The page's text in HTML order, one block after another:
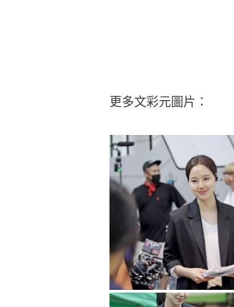
更多文彩元圖片：